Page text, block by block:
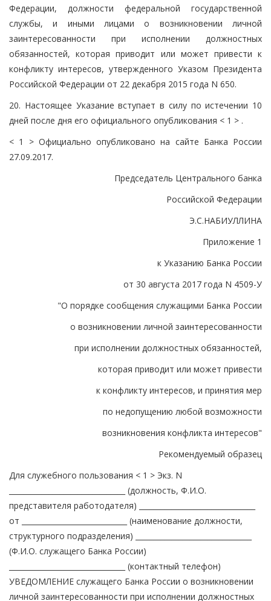
Федерации, должности федеральной государственной
службы, и иными лицами о возникновении личной
заинтересованности при исполнении должностных
обязанностей, которая приводит или может привести к
конфликту интересов, утвержденного Указом Президента
Российской Федерации от 22 декабря 2015 года N 650.
20. Настоящее Указание вступает в силу по истечении 10
дней после дня его официального опубликования < 1 > .
< 1 > Официально опубликовано на сайте Банка России
27.09.2017.
Председатель Центрального банка
Российской Федерации
Э.С.НАБИУЛЛИНА
Приложение 1
к Указанию Банка России
от 30 августа 2017 года N 4509-У
"О порядке сообщения служащими Банка России
о возникновении личной заинтересованности
при исполнении должностных обязанностей,
которая приводит или может привести
к конфликту интересов, и принятия мер
по недопущению любой возможности
возникновения конфликта интересов"
Рекомендуемый образец
Для служебного пользования < 1 > Экз. N
________________________________ (должность, Ф.И.О.
представителя работодателя) ________________________________
от _____________________________ (наименование должности,
структурного подразделения) ________________________________
(Ф.И.О. служащего Банка России)
________________________________ (контактный телефон)
УВЕДОМЛЕНИЕ служащего Банка России о возникновении
личной заинтересованности при исполнении должностных